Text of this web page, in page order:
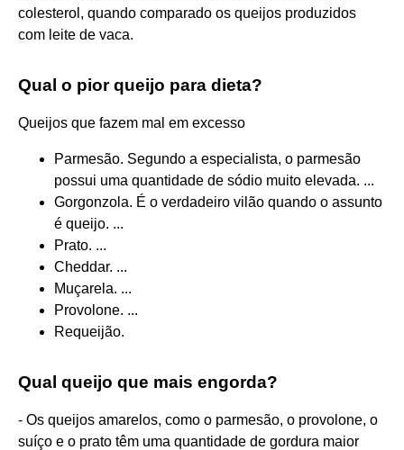
colesterol, quando comparado os queijos produzidos
com leite de vaca.
Qual o pior queijo para dieta?
Queijos que fazem mal em excesso
Parmesão. Segundo a especialista, o parmesão
possui uma quantidade de sódio muito elevada. ...
Gorgonzola. É o verdadeiro vilão quando o assunto
é queijo. ...
Prato. ...
Cheddar. ...
Muçarela. ...
Provolone. ...
Requeijão.
Qual queijo que mais engorda?
- Os queijos amarelos, como o parmesão, o provolone, o
suíço e o prato têm uma quantidade de gordura maior